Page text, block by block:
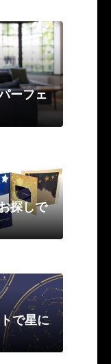
ーフェ
探しで
で星に